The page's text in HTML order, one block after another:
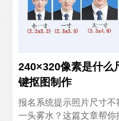
240×320像素是什么
键抠图制作
报名系统提示照片尺寸
一头雾水？这篇文章帮